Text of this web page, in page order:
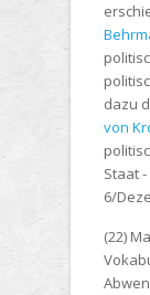
dazu
von
Staat
6/
(22)